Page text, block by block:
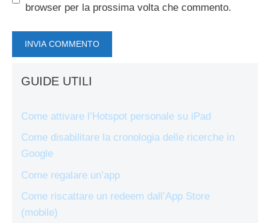
browser per la prossima volta che commento.
GUIDE UTILI
Come attivare l’Hotspot personale su iPad
Come disabilitare la cronologia delle ricerche in
Google
Come regalare un’app
Come riscattare un redeem dall’App Store
(mobile)